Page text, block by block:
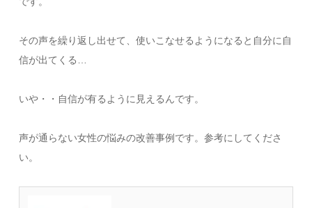
その声を繰り返し出せて、使いこなせるようになると自分に自
信が出てくる…
いや・・自信が有るように見えるんです。
声が通らない女性の悩みの改善事例です。参考にしてくださ
い。